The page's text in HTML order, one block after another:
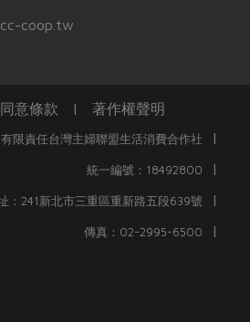
coop.tw
意條款 | 著作權聲明
限責任台灣主婦聯盟生活消費合作社 |
統一編號：18492800 |
：241新北市三重區重新路五段639號 |
傳真：02-2995-6500 |